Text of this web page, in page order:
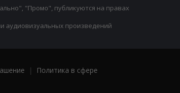
"Промо", публикуются на правах
аудиовизуальных произведений
| Политика в сфере